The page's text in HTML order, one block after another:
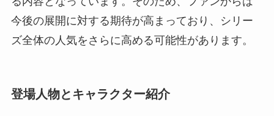
今後の展開に対する期待が高まっており、シリー
ズ全体の人気をさらに高める可能性があります。
登場人物とキャラクター紹介